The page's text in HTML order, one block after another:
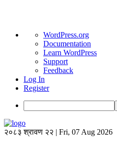
About
WordPress
WordPress.org
Documentation
Learn WordPress
Support
Feedback
Log In
Register
२०८३ श्रावण २२ | Fri, 07 Aug 2026